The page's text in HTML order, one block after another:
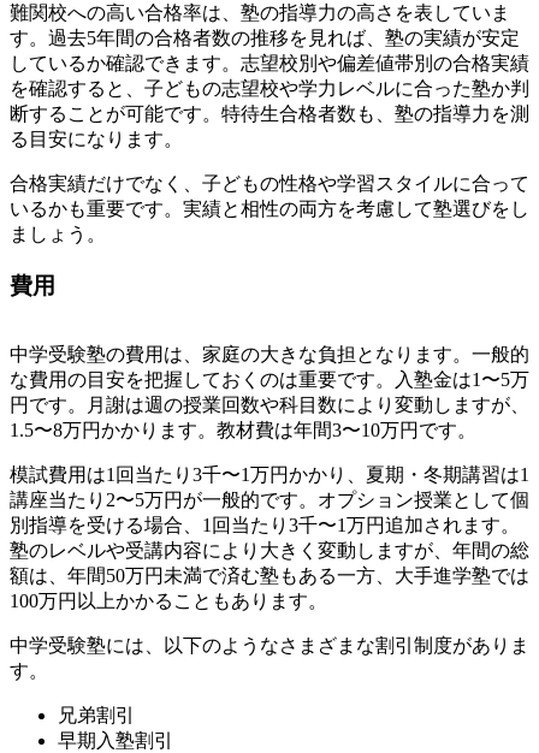
難関校への高い合格率は、塾の指導力の高さを表していま
す。過去5年間の合格者数の推移を見れば、塾の実績が安定
しているか確認できます。志望校別や偏差値帯別の合格実績
を確認すると、子どもの志望校や学力レベルに合った塾か判
断することが可能です。特待生合格者数も、塾の指導力を測
る目安になります。
合格実績だけでなく、子どもの性格や学習スタイルに合って
いるかも重要です。実績と相性の両方を考慮して塾選びをし
ましょう。
費用
中学受験塾の費用は、家庭の大きな負担となります。一般的
な費用の目安を把握しておくのは重要です。入塾金は1〜5万
円です。月謝は週の授業回数や科目数により変動しますが、
1.5〜8万円かかります。教材費は年間3〜10万円です。
模試費用は1回当たり3千〜1万円かかり、夏期・冬期講習は1
講座当たり2〜5万円が一般的です。オプション授業として個
別指導を受ける場合、1回当たり3千〜1万円追加されます。
塾のレベルや受講内容により大きく変動しますが、年間の総
額は、年間50万円未満で済む塾もある一方、大手進学塾では
100万円以上かかることもあります。
中学受験塾には、以下のようなさまざまな割引制度がありま
す。
兄弟割引
早期入塾割引